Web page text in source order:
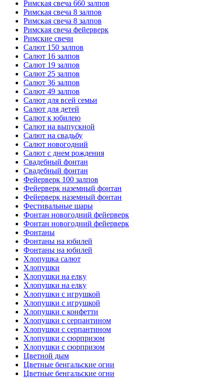
Римская свеча 660 залпов
Римская свеча 8 залпов
Римская свеча 8 залпов
Римская свеча фейерверк
Римские свечи
Салют 150 залпов
Салют 16 залпов
Салют 19 залпов
Салют 25 залпов
Салют 36 залпов
Салют 49 залпов
Салют для всей семьи
Салют для детей
Салют к юбилею
Салют на выпускной
Салют на свадьбу
Салют новогодний
Салют с днем рождения
Свадебный фонтан
Свадебный фонтан
Фейерверк 100 залпов
Фейерверк наземный фонтан
Фейерверк наземный фонтан
Фестивальные шары
Фонтан новогодний фейерверк
Фонтан новогодний фейерверк
Фонтаны
Фонтаны на юбилей
Фонтаны на юбилей
Хлопушка салют
Хлопушки
Хлопушки на елку
Хлопушки на елку
Хлопушки с игрушкой
Хлопушки с игрушкой
Хлопушки с конфетти
Хлопушки с серпантином
Хлопушки с серпантином
Хлопушки с сюрпризом
Хлопушки с сюрпризом
Цветной дым
Цветные бенгальские огни
Цветные бенгальские огни